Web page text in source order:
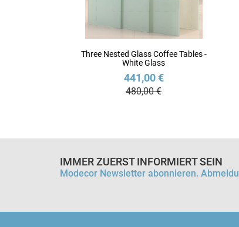
Three Nested Glass Coffee Tables -
White Glass
441,00 €
480,00 €
IMMER ZUERST INFORMIERT SEIN
Modecor Newsletter abonnieren.